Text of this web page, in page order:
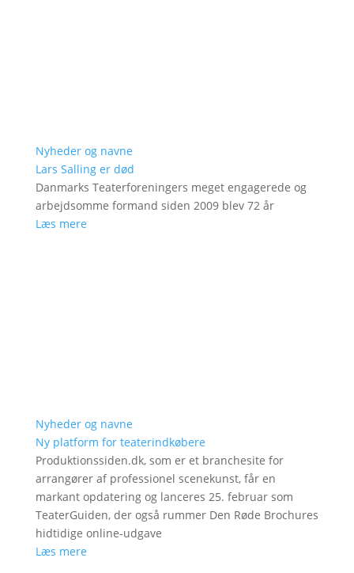
Nyheder og navne
Lars Salling er død
Danmarks Teaterforeningers meget engagerede og
arbejdsomme formand siden 2009 blev 72 år
Læs mere
Nyheder og navne
Ny platform for teaterindkøbere
Produktionssiden.dk, som er et branchesite for
arrangører af professionel scenekunst, får en
markant opdatering og lanceres 25. februar som
TeaterGuiden, der også rummer Den Røde Brochures
hidtidige online-udgave
Læs mere